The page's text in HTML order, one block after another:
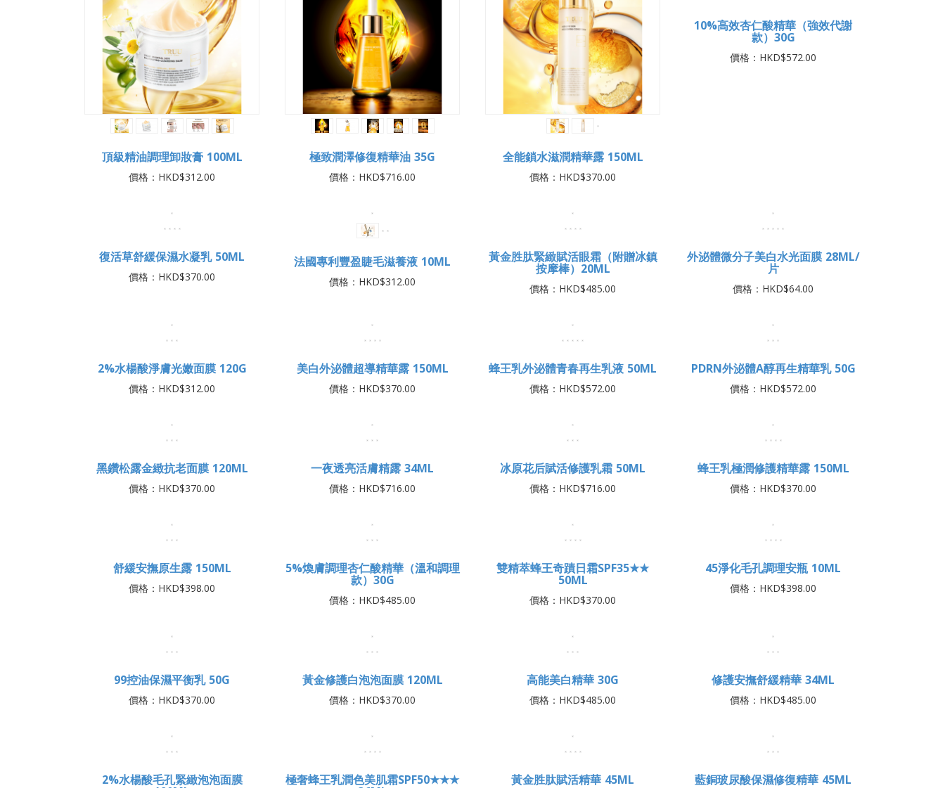
頂級精油調理卸妝膏 100ML
價格：HKD$312.00
極致潤澤修復精華油 35G
價格：HKD$716.00
全能鎖水滋潤精華露 150ML
價格：HKD$370.00
10%高效杏仁酸精華（強效代謝
款）30G
價格：HKD$572.00
復活草舒緩保濕水凝乳 50ML
價格：HKD$370.00
法國專利豐盈睫毛滋養液 10ML
黃金胜肽緊緻賦活眼霜（附贈冰鎮
按摩棒）20ML
價格：HKD$485.00
外泌體微分子美白水光面膜 28ML/
片
價格：HKD$64.00
2%水楊酸淨膚光嫩面膜 120G 美白外泌體超導精華露 150ML 蜂王乳外泌體青春再生乳液 50ML PDRN外泌體A醇再生精華乳 50G
黑鑽松露金緻抗老面膜 120ML 一夜透亮活膚精露 34ML
價格：HKD$716.00
冰原花后賦活修護乳霜 50ML
價格：HKD$716.00
蜂王乳極潤修護精華露 150ML
舒緩安撫原生露 150ML
價格：HKD$398.00
5%煥膚調理杏仁酸精華（溫和調理
款）30G
雙精萃蜂王奇蹟日霜SPF35★★
50ML
45淨化毛孔調理安瓶 10ML
價格：HKD$398.00